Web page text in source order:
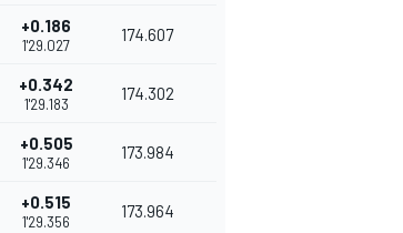
+0.186
1'29.027
174.607
+0.342
1'29.183
174.302
+0.505
1'29.346
173.984
+0.515
1'29.356
173.964